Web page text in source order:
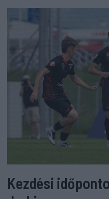
Kezdési